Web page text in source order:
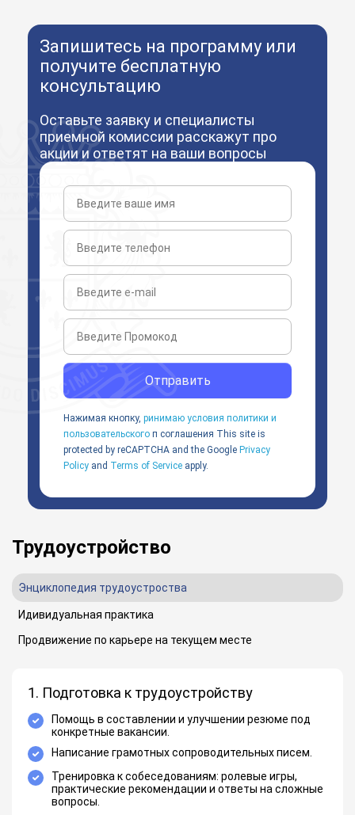
Запишитесь на программу или
получите бесплатную
консультацию
Оставьте заявку и специалисты
приемной комиссии расскажут про
акции и ответят на ваши вопросы
Отправить
Нажимая кнопку, ринимаю условия политики и
пользовательского п соглашения This site is
protected by reCAPTCHA and the Google Privacy
Policy and Terms of Service apply.
Трудоустройство
Энциклопедия трудоустроства
Идивидуальная практика
Продвижение по карьере на текущем месте
1. Подготовка к трудоустройству
Помощь в составлении и улучшении резюме под
конкретные вакансии.
Написание грамотных сопроводительных писем.
Тренировка к собеседованиям: ролевые игры,
практические рекомендации и ответы на сложные
вопросы.